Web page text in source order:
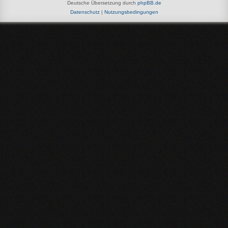
Deutsche Übersetzung durch phpBB.de
Datenschutz| Nutzungsbedingungen